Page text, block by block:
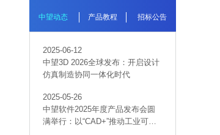
中望动态 产品教程 招标公告
2025-06-12
中望3D 2026全球发布：开启设计
仿真制造协同一体化时代
2025-05-26
中望软件2025年度产品发布会圆
满举行：以“CAD+”推动工业可持